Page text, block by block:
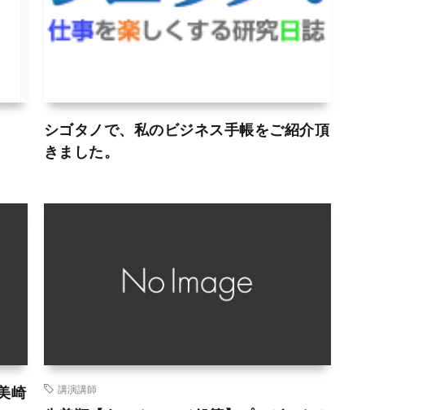
シゴタノで、私のビジネス手帳をご紹介頂
きました。
崎
講演講師